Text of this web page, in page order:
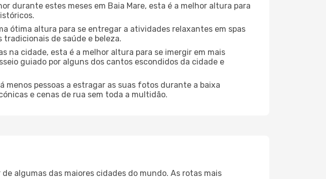
durante estes meses em Baia Mare, esta é a melhor altura para
ótima altura para se entregar a atividades relaxantes em spas
de saúde e beleza.
na cidade, esta é a melhor altura para se imergir em mais
guiado por alguns dos cantos escondidos da cidade e
menos pessoas a estragar as suas fotos durante a baixa
e cenas de rua sem toda a multidão.
algumas das maiores cidades do mundo. As rotas mais